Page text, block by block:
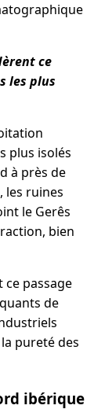
ce
les plus
plus isolés
à près de
les ruines
le Gerês
bien
passage
de
pureté des
ibérique